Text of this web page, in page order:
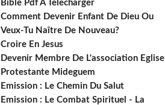
Bible Pdf A Telecharger
Comment Devenir Enfant De Dieu Ou
Veux-Tu Naître De Nouveau?
Croire En Jesus
Devenir Membre De L'association Eglise
Protestante Mideguem
Emission : Le Chemin Du Salut
Emission : Le Combat Spirituel - La